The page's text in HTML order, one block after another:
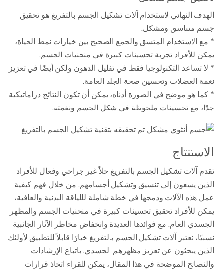
الهدف النهائي لاستخدام آلات تشكيل الجسم بالتفريغ هو تحقيق
جسم متناسق ومشكل.
* مع الاستخدام المتسق والجمع الصحيح بين خيارات نمط الحياة،
يمكن للأفراد تجربة تحسينات كبيرة في منحنيات الجسم.
* لا تساعد التكنولوجيا فقط في تقليل الدهون ولكن أيضًا في تعزيز
نغمة العضلات وتحسين صحة الجلد العامة.
* كما هو موضح في الصورة أدناه، يمكن أن تكون النتائج دراماتيكية
جدًا، مع تحسينات ملحوظة في شكل الجسم ونغمته.
الاستنتاج
تقدم آلات تشكيل الجسم بالتفريغ حلاً غير جراحي وفعال للأفراد
الذين يسعون إلى تنسيق وتشكيل أجسامهم. من خلال فهم كيفية
عمل هذه الآلات ودمجها في خطة شاملة لللياقة البدنية والعافية،
يمكن للأفراد تحقيق تحسينات كبيرة في منحنيات الجسم والمظهر
الجسدي العام. مع فوائدها العديدة وانخفاض مخاطر الآثار الجانبية
نسبيًا، تعتبر آلات تشكيل الجسم بالتفريغ خيارًا قابلاً للتطبيق لأولئك
الذين يبحثون عن تعزيز مظهرهم الجسدي. باتباع الإرشادات
والنصائح الموضحة في هذا المقال، يمكن للقراء اتخاذ قرارات